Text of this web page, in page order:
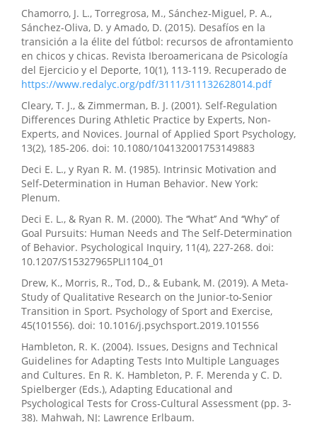
Chamorro, J. L., Torregrosa, M., Sánchez-Miguel, P. A.,
Sánchez-Oliva, D. y Amado, D. (2015). Desafíos en la
transición a la élite del fútbol: recursos de afrontamiento
en chicos y chicas. Revista Iberoamericana de Psicología
del Ejercicio y el Deporte, 10(1), 113-119. Recuperado de
https://www.redalyc.org/pdf/3111/311132628014.pdf
Cleary, T. J., & Zimmerman, B. J. (2001). Self-Regulation
Differences During Athletic Practice by Experts, Non-
Experts, and Novices. Journal of Applied Sport Psychology,
13(2), 185-206. doi: 10.1080/104132001753149883
Deci E. L., y Ryan R. M. (1985). Intrinsic Motivation and
Self-Determination in Human Behavior. New York:
Plenum.
Deci E. L., & Ryan R. M. (2000). The ‘‘What’’ And ‘‘Why’’ of
Goal Pursuits: Human Needs and The Self-Determination
of Behavior. Psychological Inquiry, 11(4), 227-268. doi:
10.1207/S15327965PLI1104_01
Drew, K., Morris, R., Tod, D., & Eubank, M. (2019). A Meta-
Study of Qualitative Research on the Junior-to-Senior
Transition in Sport. Psychology of Sport and Exercise,
45(101556). doi: 10.1016/j.psychsport.2019.101556
Hambleton, R. K. (2004). Issues, Designs and Technical
Guidelines for Adapting Tests Into Multiple Languages
and Cultures. En R. K. Hambleton, P. F. Merenda y C. D.
Spielberger (Eds.), Adapting Educational and
Psychological Tests for Cross-Cultural Assessment (pp. 3-
38). Mahwah, NJ: Lawrence Erlbaum.